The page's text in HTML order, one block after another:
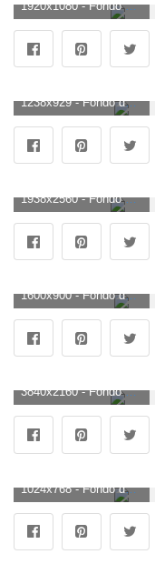
1920x1080 - Fondo de pantalla de 1920x1080. Fondo para computadora HD 1080p de lagos.
1238x929 - Fondo de pantalla de 1238x929. Fondo para computadora de lagos.
1938x2560 - Fondo de pantalla de 1938x2560. Imágen de lagos.
1600x900 - Fondo de pantalla de 1600x900. Imágen de lagos.
3840x2160 - Fondo de pantalla de 3840x2160. Fondo de pantalla 4K Ultra HD de lagos.
1024x768 - Fondo de pantalla de 1024x768. Fondo de pantalla de lagos.